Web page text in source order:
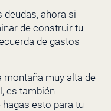
deudas, ahora si
de construir tu
de gastos
montaña muy alta de
es también
esto para tu